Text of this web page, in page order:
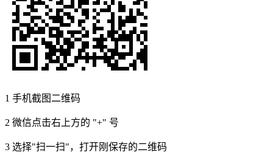
1 手机截图二维码
2 微信点击右上方的 "+" 号
3 选择"扫一扫"，打开刚保存的二维码